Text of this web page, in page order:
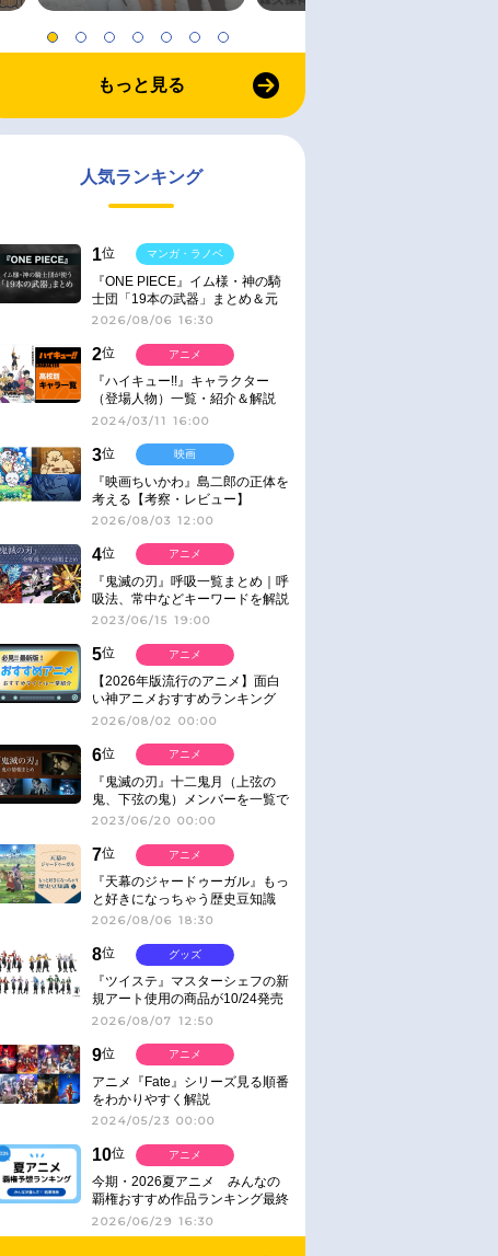
もっと見る
人気ランキング
1位
『ONE PIECE』イム様・神の騎
士団「19本の武器」まとめ＆元
ネタ
2026/08/06 16:30
マンガ・ラノベ
2位
『ハイキュー!!』キャラクター
（登場人物）一覧・紹介＆解説
2024/03/11 16:00
アニメ
3位
『映画ちいかわ』島二郎の正体を
考える【考察・レビュー】
2026/08/03 12:00
映画
4位
『鬼滅の刃』呼吸一覧まとめ｜呼
吸法、常中などキーワードを解説
2023/06/15 19:00
アニメ
5位
【2026年版流行のアニメ】面白
い神アニメおすすめランキング
【名作・話題作】｜ジャンル別人
2026/08/02 00:00
アニメ
6位
『鬼滅の刃』十二鬼月（上弦の
鬼、下弦の鬼）メンバーを一覧で
紹介＆解説（登場鬼の情報まと
2023/06/20 00:00
アニメ
7位
『天幕のジャードゥーガル』もっ
と好きになっちゃう歴史豆知識
2026/08/06 18:30
アニメ
8位
『ツイステ』マスターシェフの新
規アート使用の商品が10/24発売
2026/08/07 12:50
グッズ
9位
アニメ『Fate』シリーズ見る順番
をわかりやすく解説
2024/05/23 00:00
アニメ
10位
今期・2026夏アニメ みんなの
覇権おすすめ作品ランキング最終
結果発表！
2026/06/29 16:30
アニメ